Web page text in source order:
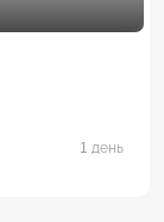
1 день